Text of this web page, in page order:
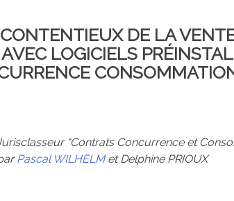
DE LA
LOGICIELS
“Contrats Concurrence et
Pascal WILHELMet Delphine PRIOUX